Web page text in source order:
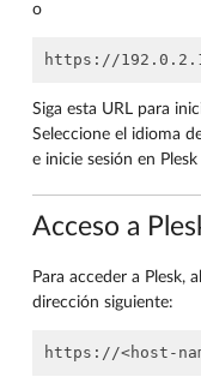
o
Siga esta URL para
Seleccione el idioma
e inicie sesión en
Acceso a
Para acceder a Plesk,
dirección siguiente: